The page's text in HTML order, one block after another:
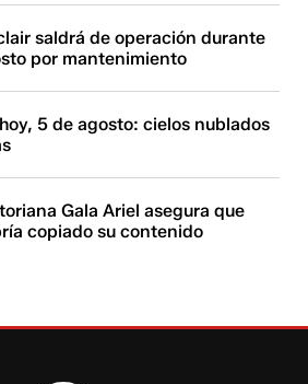
saldrá de operación durante
por mantenimiento
5 de agosto: cielos nublados
Gala Ariel asegura que
copiado su contenido